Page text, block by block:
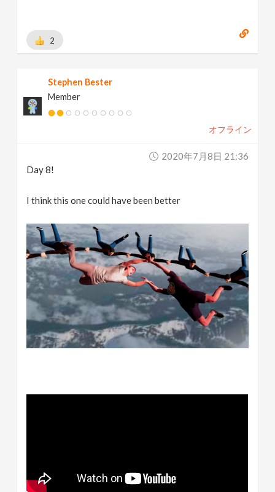
2
Stephen Bester
Member
オフライン
2020年7月8日 21:36
Day 8!
I think this one could have been better